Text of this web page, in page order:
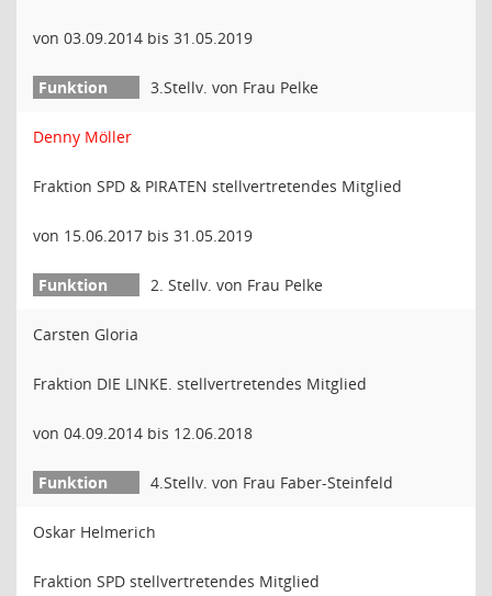
von 03.09.2014 bis 31.05.2019
3.Stellv. von Frau Pelke
Denny Möller
Fraktion SPD & PIRATEN stellvertretendes Mitglied
von 15.06.2017 bis 31.05.2019
2. Stellv. von Frau Pelke
Carsten Gloria
Fraktion DIE LINKE. stellvertretendes Mitglied
von 04.09.2014 bis 12.06.2018
4.Stellv. von Frau Faber-Steinfeld
Oskar Helmerich
Fraktion SPD stellvertretendes Mitglied